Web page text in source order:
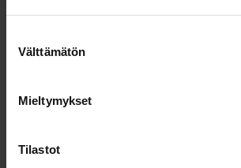
valinta
Välttämätön
Mieltymykset
Tilastot